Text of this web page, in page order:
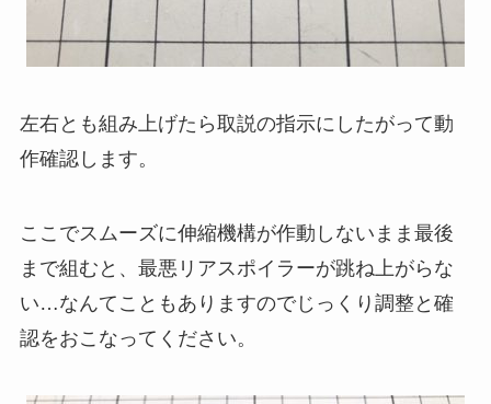
左右とも組み上げたら取説の指示にしたがって動
作確認します。
ここでスムーズに伸縮機構が作動しないまま最後
まで組むと、最悪リアスポイラーが跳ね上がらな
い…なんてこともありますのでじっくり調整と確
認をおこなってください。